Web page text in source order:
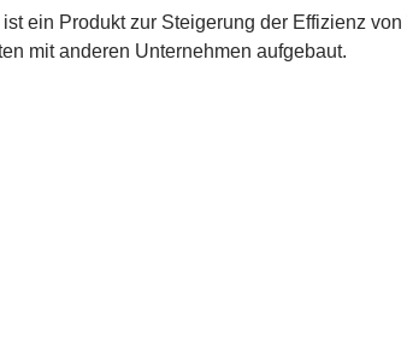
ist ein Produkt zur Steigerung der Effizienz
mit anderen Unternehmen aufgebaut.